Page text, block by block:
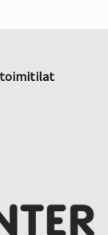
toimitilat